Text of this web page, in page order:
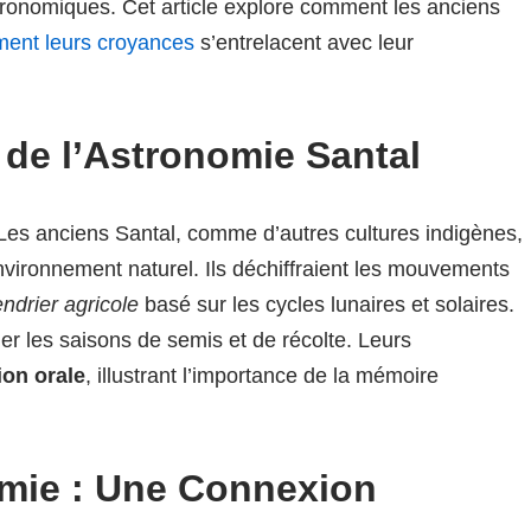
Cet article explore comment les anciens
leurs croyances s’entrelacent avec leur
l’Astronomie Santal
anciens Santal, comme d’autres cultures indigènes,
naturel. Ils déchiffraient les mouvements
agricole basé sur les cycles lunaires et solaires.
les saisons de semis et de récolte. Leurs
orale, illustrant l’importance de la mémoire
: Une Connexion